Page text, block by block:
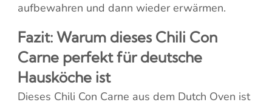
aufbewahren und dann wieder erwärmen.
Fazit: Warum dieses Chili Con
Carne perfekt für deutsche
Hausköche ist
Dieses Chili Con Carne aus dem Dutch Oven ist